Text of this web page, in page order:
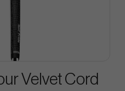
Velvet Cord